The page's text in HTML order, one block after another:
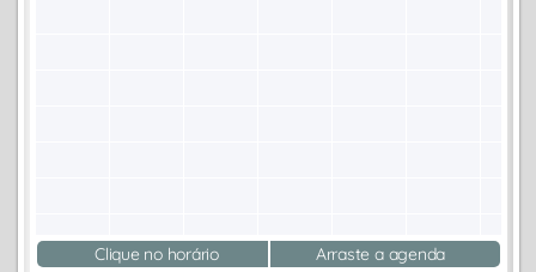
Clique no horário Arraste a agenda